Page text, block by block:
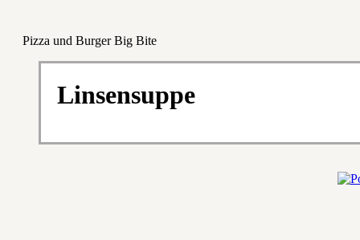
Pizza und Burger Big Bite
Linsensuppe